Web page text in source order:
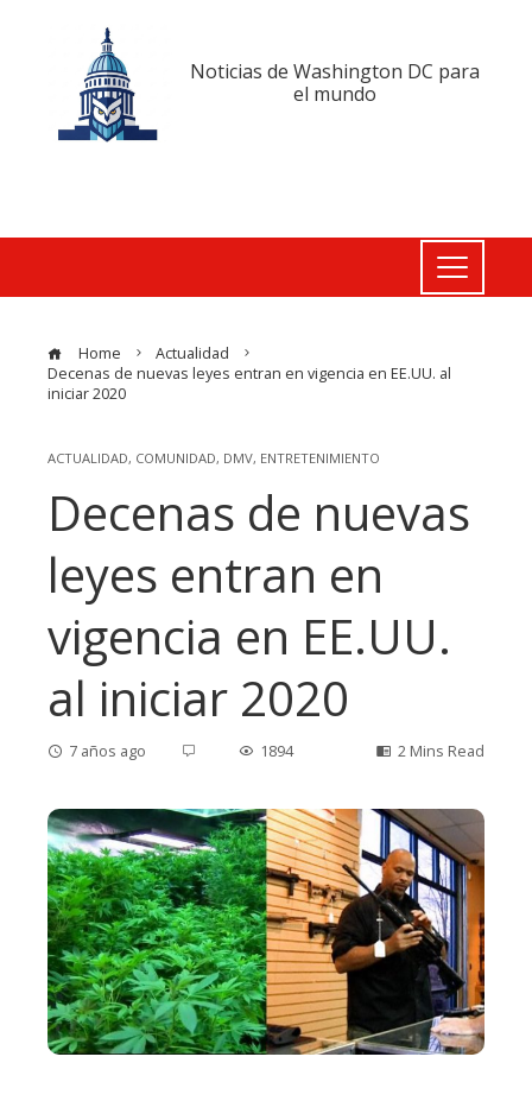
Noticias de Washington DC para
el mundo
Home
Actualidad
Decenas de nuevas leyes entran en vigencia en EE.UU. al
iniciar 2020
ACTUALIDAD, COMUNIDAD, DMV, ENTRETENIMIENTO
Decenas de nuevas
leyes entran en
vigencia en EE.UU.
al iniciar 2020
7 años ago 1894 2 Mins Read